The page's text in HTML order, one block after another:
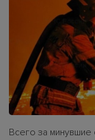
Всего за минувшие